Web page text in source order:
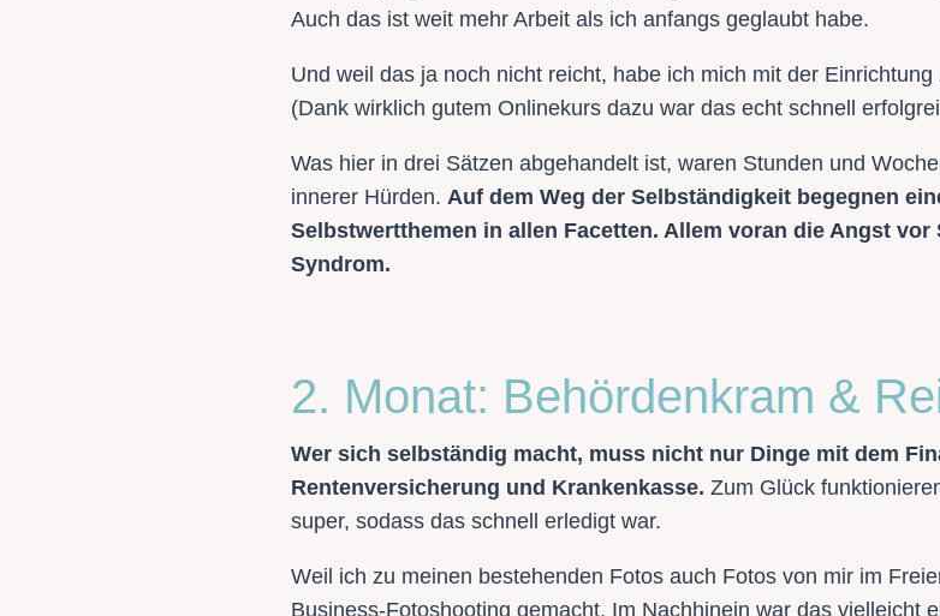
Auch das ist weit mehr Arbeit als ich anfangs geglaubt habe.
Und weil das ja noch nicht reicht, habe ich mich mit der
(Dank wirklich gutem Onlinekurs dazu war das echt schnell
Was hier in drei Sätzen abgehandelt ist, waren Stunden und
innerer Hürden. Auf dem Weg der Selbständigkeit begegnen
Selbstwertthemen in allen Facetten. Allem voran die Angst
Syndrom.
2. Monat: Behördenkram &
Wer sich selbständig macht, muss nicht nur Dinge mit dem
Rentenversicherung und Krankenkasse. Zum Glück
super, sodass das schnell erledigt war.
Weil ich zu meinen bestehenden Fotos auch Fotos von mir im
Business-Fotoshooting gemacht. Im Nachhinein war das vielleicht